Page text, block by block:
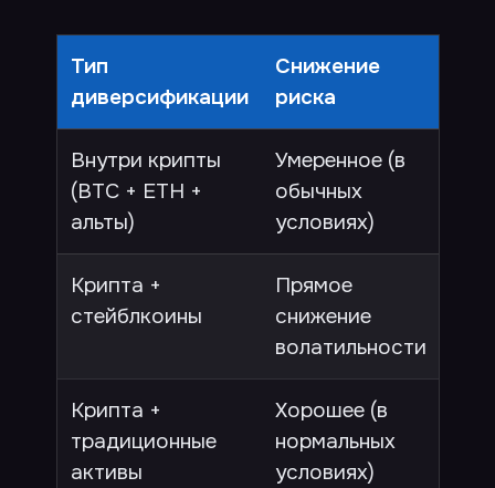
Тип
диверсификации
Снижение
риска
Внутри крипты
(BTC + ETH +
альты)
Умеренное (в
обычных
условиях)
Крипта +
стейблкоины
Прямое
снижение
волатильности
Крипта +
традиционные
активы
Хорошее (в
нормальных
условиях)